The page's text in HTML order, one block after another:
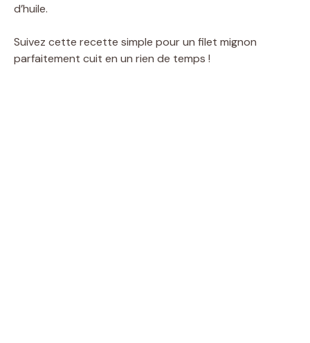
d’huile.
Suivez cette recette simple pour un filet mignon
parfaitement cuit en un rien de temps !